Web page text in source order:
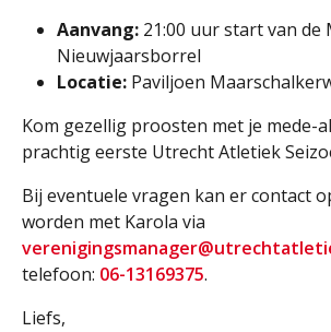
Aanvang: 21:00 uur start van de
Nieuwjaarsborrel
Locatie: Paviljoen
Kom gezellig proosten met je mede-
prachtig eerste Utrecht Atletiek
Bij eventuele vragen kan er contact
worden met Karola via
telefoon: 06-13169375.
Liefs,